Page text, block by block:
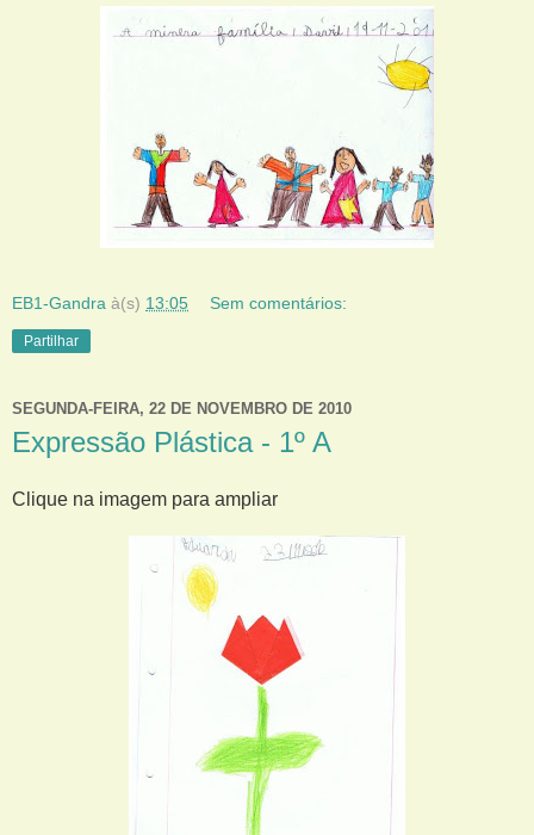
EB1-Gandra à(s) 13:05 Sem comentários:
Partilhar
SEGUNDA-FEIRA, 22 DE NOVEMBRO DE 2010
Expressão Plástica - 1º A
Clique na imagem para ampliar